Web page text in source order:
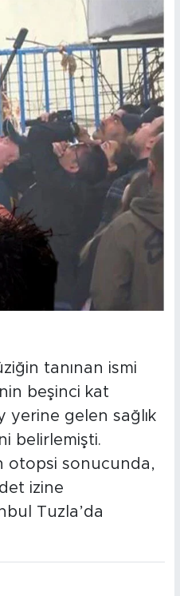
tanınan ismi
beşinci kat
yerine gelen sağlık
belirlemişti.
otopsi sonucunda,
izine
Tuzla’da